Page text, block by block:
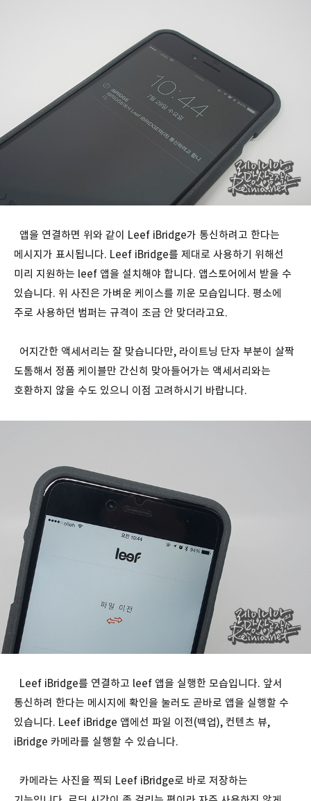
앱을 연결하면 위와 같이 Leef iBridge가 통신하려고 한다는
메시지가 표시됩니다. Leef iBridge를 제대로 사용하기 위해선
미리 지원하는 leef 앱을 설치해야 합니다. 앱스토어에서 받을 수
있습니다. 위 사진은 가벼운 케이스를 끼운 모습입니다. 평소에
주로 사용하던 범퍼는 규격이 조금 안 맞더라고요.
어지간한 액세서리는 잘 맞습니다만, 라이트닝 단자 부분이 살짝
도톰해서 정품 케이블만 간신히 맞아들어가는 액세서리와는
호환하지 않을 수도 있으니 이점 고려하시기 바랍니다.
Leef iBridge를 연결하고 leef 앱을 실행한 모습입니다. 앞서
통신하려 한다는 메시지에 확인을 눌러도 곧바로 앱을 실행할 수
있습니다. Leef iBridge 앱에선 파일 이전(백업), 컨텐츠 뷰,
iBridge 카메라를 실행할 수 있습니다.
카메라는 사진을 찍되 Leef iBridge로 바로 저장하는